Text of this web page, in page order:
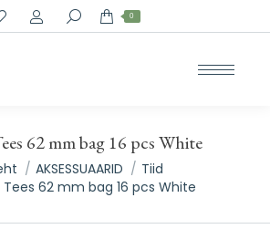
Search: 0
62 mm bag 16 pcs White
AKSESSUAARID
Tiid
62 mm bag 16 pcs White